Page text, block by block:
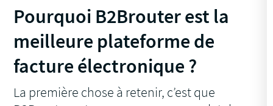
Pourquoi B2Brouter est la
meilleure plateforme de
facture électronique ?
La première chose à retenir, c’est que